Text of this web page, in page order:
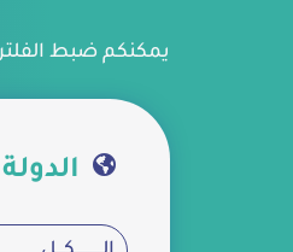
يمكنكم ضبط
الدولة